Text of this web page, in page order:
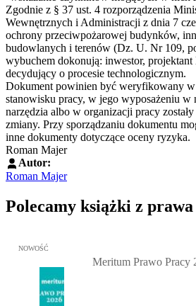
Zgodnie z § 37 ust. 4 rozporządzenia
Wewnętrznych i Administracji z dnia 7
ochrony przeciwpożarowej budynków,
budowlanych i terenów (Dz. U. Nr 109,
wybuchem dokonują: inwestor,
decydujący o procesie technologicznym.
Dokument powinien być weryfikowany
stanowisku pracy, w jego wyposażeniu w
narzędzia albo w organizacji pracy
zmiany. Przy sporządzaniu dokumentu
inne dokumenty dotyczące oceny ryzyka.
Roman Majer
Autor:
Roman Majer
Polecamy książki z
Przejdź do: Meritum Prawo Pracy
NOWOŚĆ
Meritum Prawo Pracy